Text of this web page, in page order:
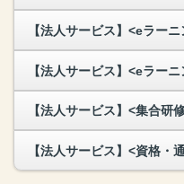
【法人サービス】<eラー
【法人サービス】<集合研